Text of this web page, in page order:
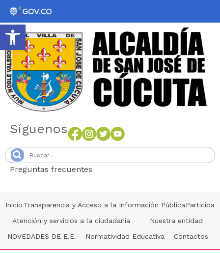
Abrir barra de herramientas
Síguenos
Preguntas frecuentes
Inicio Transparencia y Acceso a la Información PúblicaParticipa
Atención y servicios a la ciudadania
Nuestra entidad
NOVEDADES DE E.E.
Normatividad Educativa Contactos